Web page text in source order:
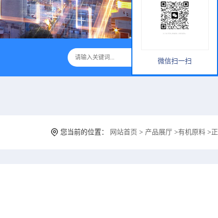
您当前的位置： 网站首页 > 产品展厅 >有机原料 >
微信扫一扫